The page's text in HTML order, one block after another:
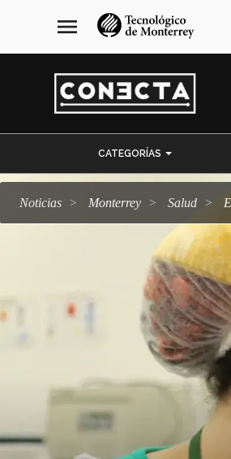
navegación
principal
menu
CATEGORÍAS
Noticias Monterrey salud